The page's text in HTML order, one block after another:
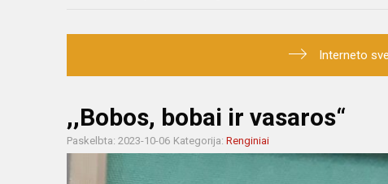
Interneto
,,Bobos, bobai ir vasaros“
Paskelbta: 2023-10-06 Kategorija: Renginiai